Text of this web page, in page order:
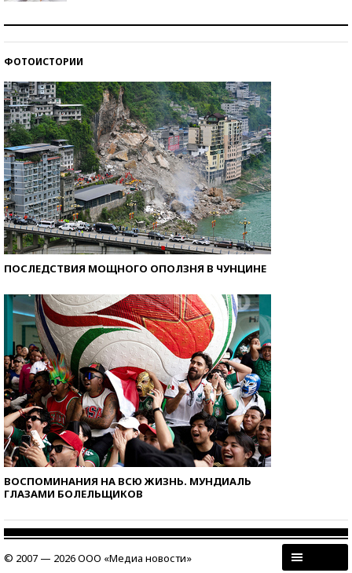
ФОТОИСТОРИИ
ПОСЛЕДСТВИЯ МОЩНОГО ОПОЛЗНЯ В ЧУНЦИНЕ
ВОСПОМИНАНИЯ НА ВСЮ ЖИЗНЬ. МУНДИАЛЬ
ГЛАЗАМИ БОЛЕЛЬЩИКОВ
© 2007 — 2026 ООО «Медиа новости»